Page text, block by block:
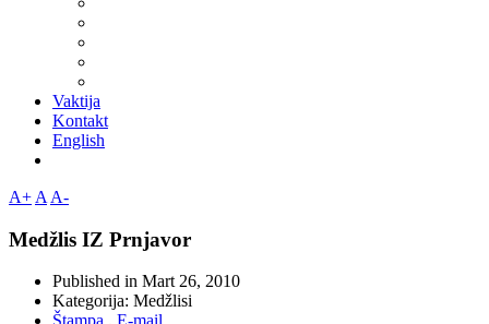
Vaktija
Kontakt
English
A+ A A-
Medžlis IZ Prnjavor
Published in Mart 26, 2010
Kategorija: Medžlisi